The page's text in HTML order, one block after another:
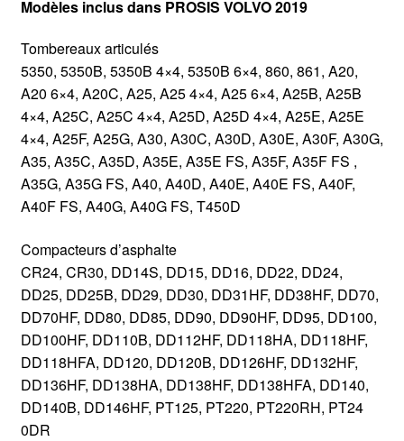
Modèles inclus dans PROSIS VOLVO 2019
Tombereaux articulés
5350, 5350B, 5350B 4×4, 5350B 6×4, 860, 861, A20,
A20 6×4, A20C, A25, A25 4×4, A25 6×4, A25B, A25B
4×4, A25C, A25C 4×4, A25D, A25D 4×4, A25E, A25E
4×4, A25F, A25G, A30, A30C, A30D, A30E, A30F, A30G,
A35, A35C, A35D, A35E, A35E FS, A35F, A35F FS ,
A35G, A35G FS, A40, A40D, A40E, A40E FS, A40F,
A40F FS, A40G, A40G FS, T450D
Compacteurs d’asphalte
CR24, CR30, DD14S, DD15, DD16, DD22, DD24,
DD25, DD25B, DD29, DD30, DD31HF, DD38HF, DD70,
DD70HF, DD80, DD85, DD90, DD90HF, DD95, DD100,
DD100HF, DD110B, DD112HF, DD118HA, DD118HF,
DD118HFA, DD120, DD120B, DD126HF, DD132HF,
DD136HF, DD138HA, DD138HF, DD138HFA, DD140,
DD140B, DD146HF, PT125, PT220, PT220RH, PT24
0DR